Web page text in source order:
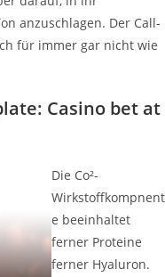
anzuschlagen. Der Call-
für immer gar nicht wie
Casino bet at
Die Co²-
Wirkstoffkompnent
e beeinhaltet
ferner Proteine
ferner Hyaluron.